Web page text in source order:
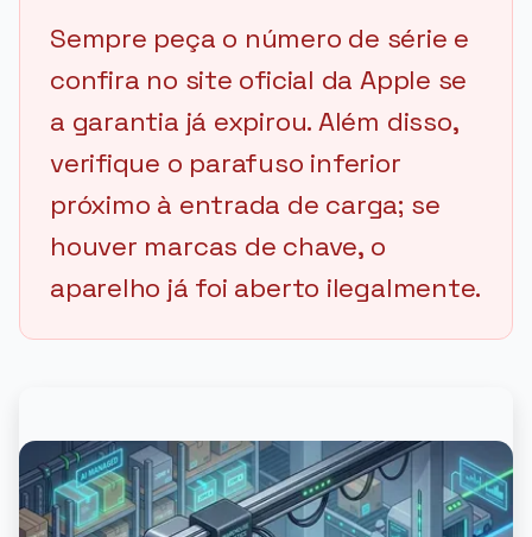
Sempre peça o número de série e
confira no site oficial da Apple se
a garantia já expirou. Além disso,
verifique o parafuso inferior
próximo à entrada de carga; se
houver marcas de chave, o
aparelho já foi aberto ilegalmente.